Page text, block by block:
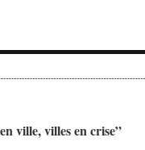
ville, villes en crise”